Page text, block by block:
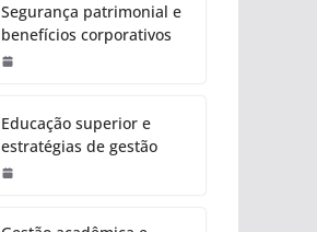
Segurança patrimonial e
benefícios corporativos
Educação superior e
estratégias de gestão